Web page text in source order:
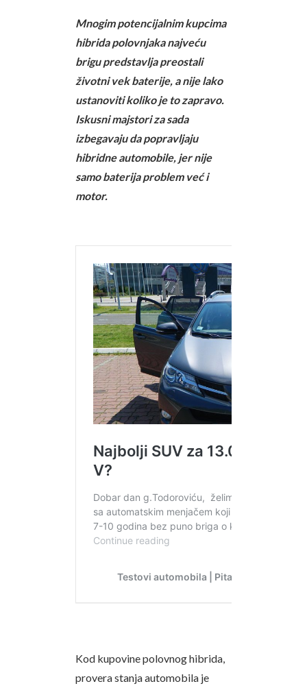
Mnogim potencijalnim kupcima
hibrida polovnjaka najveću
brigu predstavlja preostali
životni vek baterije, a nije lako
ustanoviti koliko je to zapravo.
Iskusni majstori za sada
izbegavaju da popravljaju
hibridne automobile, jer nije
samo baterija problem već i
motor.
Kod kupovine polovnog hibrida,
provera stanja automobila je